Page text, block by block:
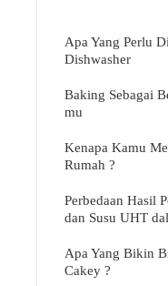
Apa Yang Perlu
Dishwasher
Baking Sebagai
mu
Kenapa Kamu
Rumah ?
Perbedaan Hasil
dan Susu UHT
Apa Yang Bikin
Cakey ?